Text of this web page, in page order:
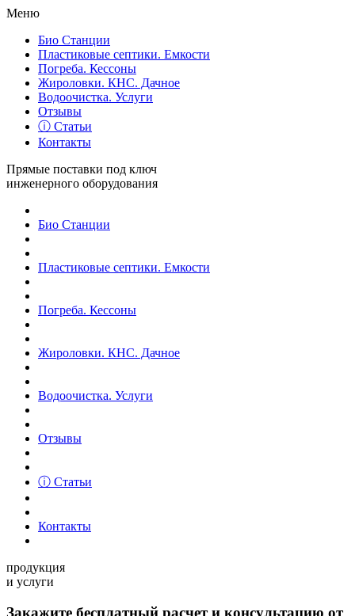
Меню
Био Станции
Пластиковые септики. Емкости
Погреба. Кессоны
Жироловки. КНС. Дачное
Водоочистка. Услуги
Отзывы
ⓘ Статьи
Контакты
Прямые поставки под ключ
инженерного оборудования
Био Станции
Пластиковые септики. Емкости
Погреба. Кессоны
Жироловки. КНС. Дачное
Водоочистка. Услуги
Отзывы
ⓘ Статьи
Контакты
продукция
и услуги
Закажите бесплатный расчет и консультацию от